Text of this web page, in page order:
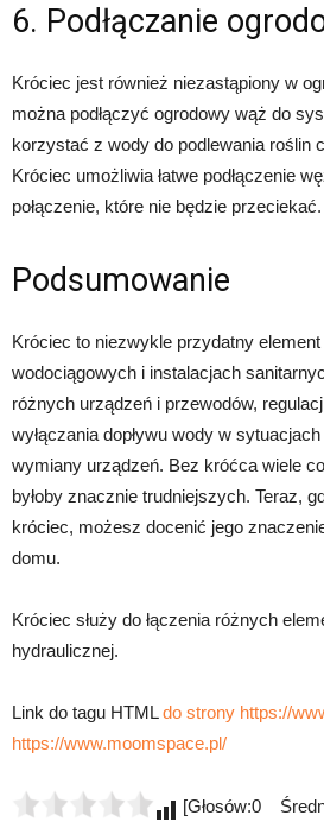
6. Podłączanie
Króciec jest również niezastąpiony w
można podłączyć ogrodowy wąż do
korzystać z wody do podlewania roślin
Króciec umożliwia łatwe podłączenie
połączenie, które nie będzie przeciekać.
Podsumowanie
Króciec to niezwykle przydatny
wodociągowych i instalacjach
różnych urządzeń i przewodów,
wyłączania dopływu wody w
wymiany urządzeń. Bez króćca wiele
byłoby znacznie trudniejszych. Teraz,
króciec, możesz docenić jego
domu.
Króciec służy do łączenia różnych
hydraulicznej.
Link do tagu HTMLdo strony https://
https://www.moomspace.pl/
[Głosów:0